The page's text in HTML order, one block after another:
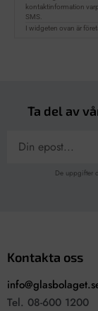
Ta del av
De uppgifter
Kontakta oss
Tel. 08-600 1200